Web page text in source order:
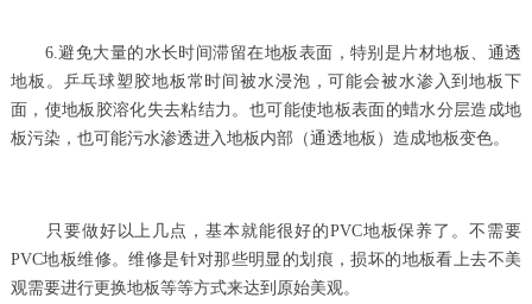
6.避免大量的水长时间滞留在地板表面，特别是片材地板、通透
地板。乒乓球塑胶地板常时间被水浸泡，可能会被水渗入到地板下
面，使地板胶溶化失去粘结力。也可能使地板表面的蜡水分层造成地
板污染，也可能污水渗透进入地板内部（通透地板）造成地板变色。
只要做好以上几点，基本就能很好的PVC地板保养了。不需要
PVC地板维修。维修是针对那些明显的划痕，损坏的地板看上去不美
观需要进行更换地板等等方式来达到原始美观。